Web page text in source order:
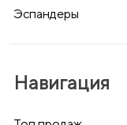
Эспандеры
Навигация